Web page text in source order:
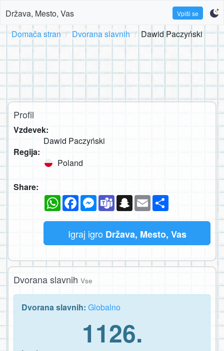
Država, Mesto, Vas Vpiši se
Domača stran Dvorana slavnih Dawid Paczyński
Profil
Vzdevek:
Dawid Paczyński
Regija:
Poland
Share:
WhatsAppFacebookMessenger
TeamsSnapchat
Email
Igraj igro Država, Mesto, Vas
Dvorana slavnih Vse
Dvorana slavnih: Globalno
1126.